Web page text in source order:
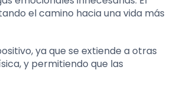
el camino hacia una vida más
ya que se extiende a otras
y permitiendo que las